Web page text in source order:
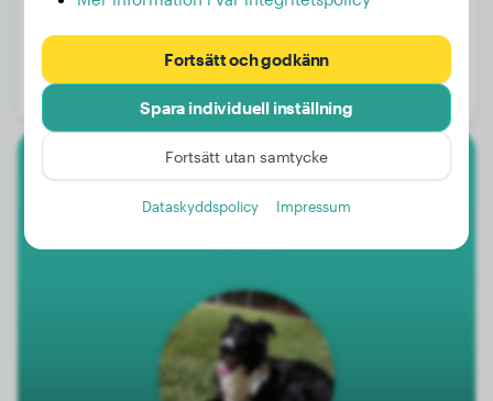
Kön:
Honhund
Border Collie
Fortsätt och godkänn
Spara individuell inställning
Fortsätt utan samtycke
Dataskyddspolicy Impressum